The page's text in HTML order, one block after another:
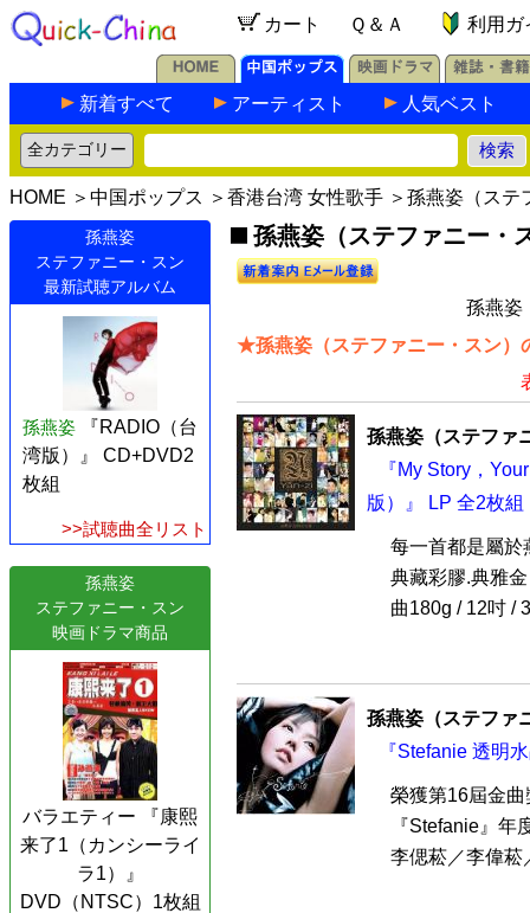
カート Ｑ＆Ａ 利用ガ
新着すべて アーティスト 人気ベスト
HOME ＞ 中国ポップス ＞ 香港台湾 女性歌手 ＞孫燕姿（ステ
孫燕姿
ステファニー・スン
最新試聴アルバム
孫燕姿
『RADIO（台
湾版）』 CD+DVD2
枚組
>>試聴曲全リスト
孫燕姿
ステファニー・スン
映画ドラマ商品
バラエティー 『康熙
来了1（カンシーライ
ラ1）』
DVD（NTSC）1枚組
孫燕姿（ステファニー・
孫燕姿
★孫燕姿（ステファニー・スン）
孫燕姿（ステファ
『My Story，
版）』 LP 全2枚組
每一首都是屬
典藏彩膠.典雅
曲180g / 12吋 /
孫燕姿（ステファ
『Stefanie 透明
榮獲第16屆金
『Stefanie』年
李偲菘／李偉菘